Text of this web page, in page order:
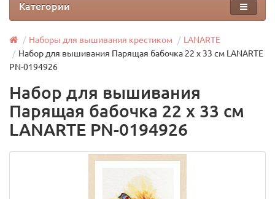
Категории
Наборы для вышивания крестиком
LANARTE
Набор для вышивания Парящая бабочка 22 х 33 см LANARTE
PN-0194926
Набор для вышивания
Парящая бабочка 22 х 33 см
LANARTE PN-0194926